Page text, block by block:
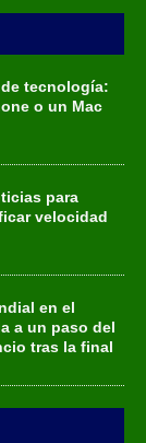
tecnología:
o un Mac
para
velocidad
en el
a un paso del
tras la final